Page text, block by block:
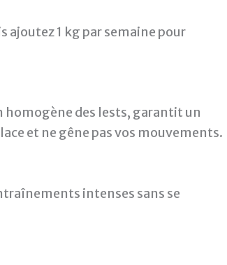
ajoutez 1 kg par semaine pour
homogène des lests, garantit un
et ne gêne pas vos mouvements.
intenses sans se